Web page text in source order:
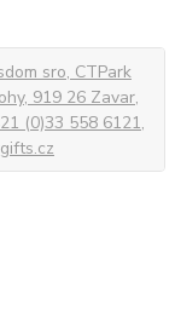
sro, CTPark
919 26 Zavar,
(0)33 558 6121,